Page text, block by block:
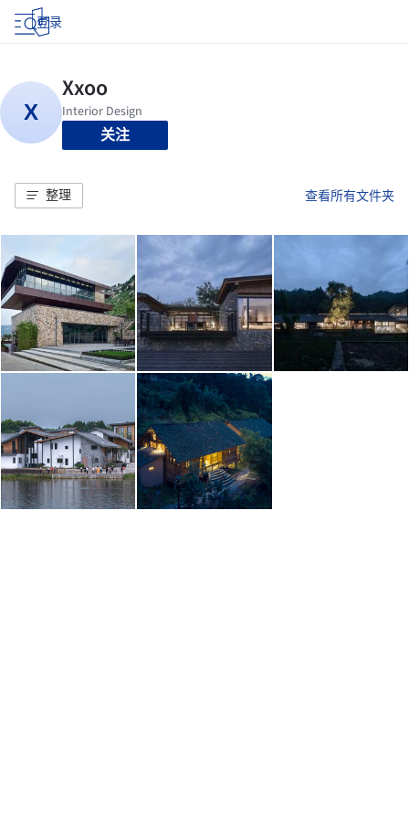
登录
关注
整理 查看所有文件夹